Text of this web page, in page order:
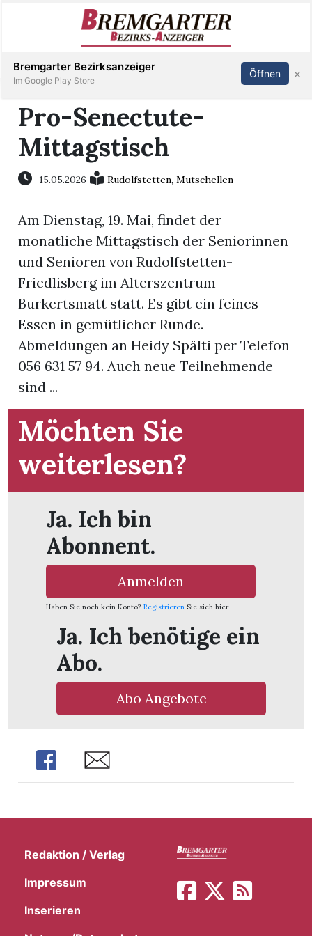
Immobilien
Veranstaltungen
Stellen
E-
Newsletter
App
Bremgarten
Inserieren Abonnieren Anmelden
Pro-Senectute-
Mittagstisch
15.05.2026 Rudolfstetten,Mutschellen
Am Dienstag, 19. Mai, findet der
monatliche Mittagstisch der Seniorinnen
und Senioren von Rudolfstetten-
Friedlisberg im Alterszentrum
Burkertsmatt statt. Es gibt ein feines
Essen in gemütlicher Runde.
Abmeldungen an Heidy Spälti per Telefon
056 631 57 94. Auch neue Teilnehmende
sind ...
Möchten Sie
weiterlesen?
Ja. Ich bin
Abonnent.
Anmelden
Haben Sie noch kein Konto? Registrieren Sie sich hier
Ja. Ich benötige ein
Abo.
Abo Angebote
Share Share
Redaktion / Verlag
Impressum
Inserieren
Bremgarter Bezirksanzeiger
Im Google Play Store
Öffnen ×